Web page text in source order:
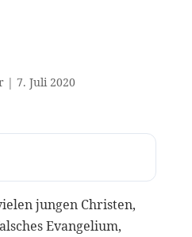
| 7. Juli 2020
jungen Christen,
Evangelium,